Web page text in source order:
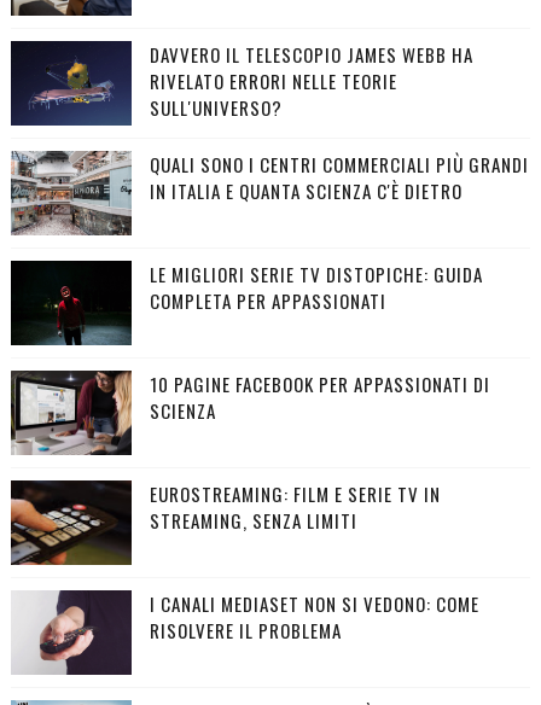
DAVVERO IL TELESCOPIO JAMES WEBB HA
RIVELATO ERRORI NELLE TEORIE
SULL'UNIVERSO?
QUALI SONO I CENTRI COMMERCIALI PIÙ GRANDI
IN ITALIA E QUANTA SCIENZA C'È DIETRO
LE MIGLIORI SERIE TV DISTOPICHE: GUIDA
COMPLETA PER APPASSIONATI
10 PAGINE FACEBOOK PER APPASSIONATI DI
SCIENZA
EUROSTREAMING: FILM E SERIE TV IN
STREAMING, SENZA LIMITI
I CANALI MEDIASET NON SI VEDONO: COME
RISOLVERE IL PROBLEMA